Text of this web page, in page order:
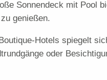
Sonnendeck mit Pool
genießen.
Hotels spiegelt
oder